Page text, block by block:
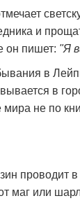
и
он пишет: "Я
в
в
мира не по
проводит
маг или